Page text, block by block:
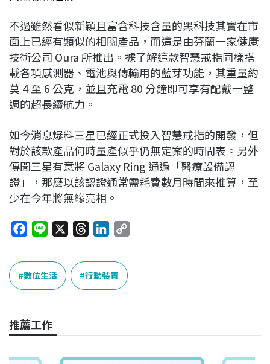
不過雖然看似新穎且富含科技含量的黑科技其實在市
面上已經有類似的相關產品，而這是由芬蘭一家健康
技術公司 Oura 所推出。據了解這款智慧戒指同樣搭
載各項感測器、電池與傳輸用的藍芽功能，其重量約
莫 4 至 6 公克，並且充電 80 分鐘即可享有配戴一整
週的超長續航力。
如今消息爆料三星已經正式投入智慧戒指的開發，但
對於該款產品何時量產似乎仍無定案的時間表。另外
傳聞三星有意將 Galaxy Ring 通過「醫療設備認
證」，那麼以該認證通常需耗費數月時間來推算，至
少在今年將無緣亮相。
c
e
b
o
k
n
e
r
e
a
n
k
e
n
k
數位生活 行動裝置
推薦工作